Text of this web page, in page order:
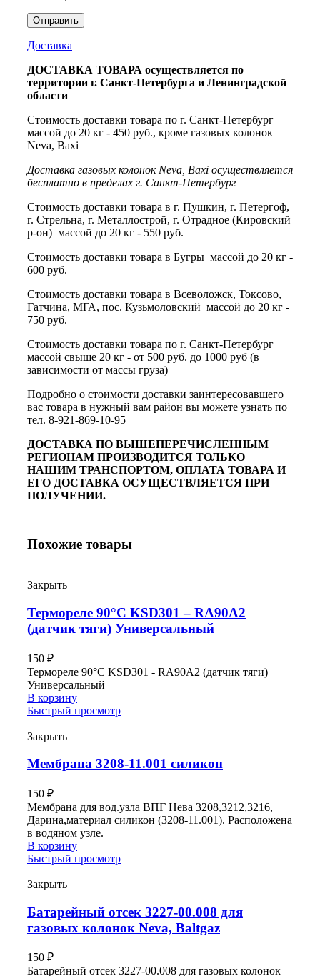
Доставка
ДОСТАВКА ТОВАРА осуществляется по
территории г. Санкт-Петербурга и Ленинградской
области
Стоимость доставки товара по г. Санкт-Петербург
массой до 20 кг - 450 руб., кроме газовых колонок
Neva, Baxi
Доставка газовых колонок Neva, Baxi осуществляется
бесплатно в пределах г. Санкт-Петербург
Стоимость доставки товара в г. Пушкин, г. Петергоф,
г. Стрельна, г. Металлострой, г. Отрадное (Кировский
р-он) массой до 20 кг - 550 руб.
Стоимость доставки товара в Бугры массой до 20 кг -
600 руб.
Стоимость доставки товара в Всеволожск, Токсово,
Гатчина, МГА, пос. Кузьмоловский массой до 20 кг -
750 руб.
Стоимость доставки товара по г. Санкт-Петербург
массой свыше 20 кг - от 500 руб. до 1000 руб (в
зависимости от массы груза)
Подробно о стоимости доставки заинтересовавшего
вас товара в нужный вам район вы можете узнать по
тел. 8-921-869-10-95
ДОСТАВКА ПО ВЫШЕПЕРЕЧИСЛЕННЫМ
РЕГИОНАМ ПРОИЗВОДИТСЯ ТОЛЬКО
НАШИМ ТРАНСПОРТОМ, ОПЛАТА ТОВАРА И
ЕГО ДОСТАВКА ОСУЩЕСТВЛЯЕТСЯ ПРИ
ПОЛУЧЕНИИ.
Похожие товары
Закрыть
Термореле 90°С KSD301 – RA90A2
(датчик тяги) Универсальный
150 ₽
Термореле 90°С KSD301 - RA90A2 (датчик тяги)
Универсальный
В корзину
Быстрый просмотр
Закрыть
Мембрана 3208-11.001 силикон
150 ₽
Мембрана для вод.узла ВПГ Нева 3208,3212,3216,
Дарина,материал силикон (3208-11.001). Расположена
в водяном узле.
В корзину
Быстрый просмотр
Закрыть
Батарейный отсек 3227-00.008 для
газовых колонок Neva, Baltgaz
150 ₽
Батарейный отсек 3227-00.008 для газовых колонок